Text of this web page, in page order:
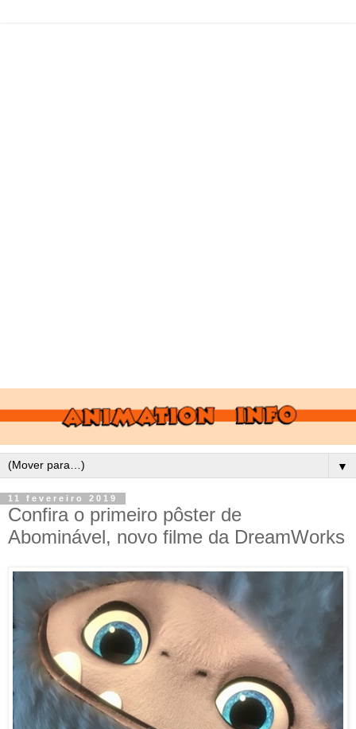
▼
11 fevereiro 2019
Confira o primeiro pôster de
Abominável, novo filme da DreamWorks